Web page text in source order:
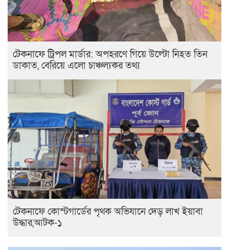
টেকনাফে ট্রিপল মার্ডার: অপহরণে গিয়ে উল্টো নিহত তিন
ডাকাত, বেরিয়ে এলো চাঞ্চল্যকর তথ্য
টেকনাফে কোস্টগার্ডের পৃথক অভিযানে দেড় লাখ ইয়াবা
উদ্ধার,আটক-১